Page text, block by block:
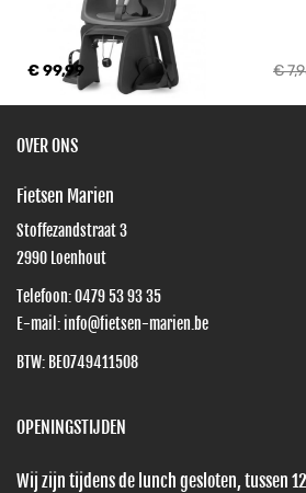
€ 99,99 €
OVER ONS
Fietsen Marien
Stoffezandstraat 3
2990 Loenhout
Telefoon:0479 53 93 35
E-mail: info@fietsen-marien.be
BTW: BE0749411508
OPENINGSTIJDEN
Wij zijn tijdens de lunch gesloten, tussen